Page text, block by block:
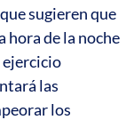
sugieren que
hora de la noche
ejercicio
las
los